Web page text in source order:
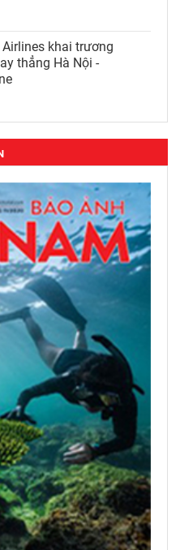
khai trương
thẳng Hà Nội -